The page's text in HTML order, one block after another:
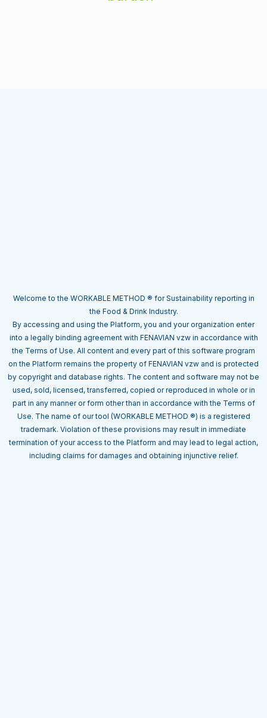
Welcome to the WORKABLE METHOD ® for Sustainability reporting in
the Food & Drink Industry.
By accessing and using the Platform, you and your organization enter
into a legally binding agreement with FENAVIAN vzw in accordance with
the Terms of Use. All content and every part of this software program
on the Platform remains the property of FENAVIAN vzw and is protected
by copyright and database rights. The content and software may not be
used, sold, licensed, transferred, copied or reproduced in whole or in
part in any manner or form other than in accordance with the Terms of
Use. The name of our tool (WORKABLE METHOD ®) is a registered
trademark. Violation of these provisions may result in immediate
termination of your access to the Platform and may lead to legal action,
including claims for damages and obtaining injunctive relief.